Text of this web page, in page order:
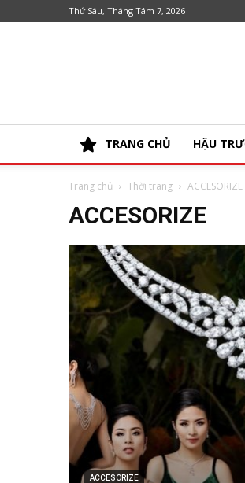
Thứ Sáu, Tháng Tám 7, 2026
TRANG CHỦ HẬU
Trang chủ Thời trang ACCESORIZE
ACCESORIZE
ACCESORIZE